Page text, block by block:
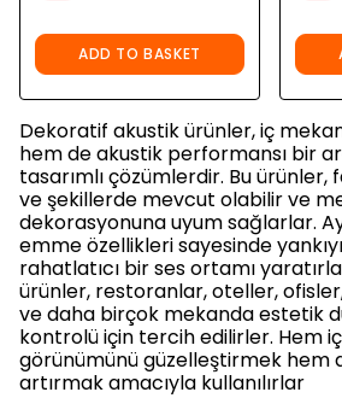
ADD TO BASKET
Dekoratif akustik ürünler, iç
hem de akustik performansı bir
tasarımlı çözümlerdir. Bu ürünler,
ve şekillerde mevcut olabilir ve
dekorasyonuna uyum sağlarlar.
emme özellikleri sayesinde
rahatlatıcı bir ses ortamı
ürünler, restoranlar, oteller,
ve daha birçok mekanda estetik
kontrolü için tercih edilirler. Hem
görünümünü güzelleştirmek hem
artırmak amacıyla kullanılırlar